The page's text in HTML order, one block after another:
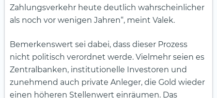
Zahlungsverkehr heute deutlich wahrscheinlicher
als noch vor wenigen Jahren“, meint Valek.
Bemerkenswert sei dabei, dass dieser Prozess
nicht politisch verordnet werde. Vielmehr seien es
Zentralbanken, institutionelle Investoren und
zunehmend auch private Anleger, die Gold wieder
einen höheren Stellenwert einräumen. Das